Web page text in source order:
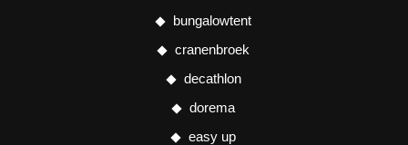
bungalowtent
cranenbroek
decathlon
dorema
easy up